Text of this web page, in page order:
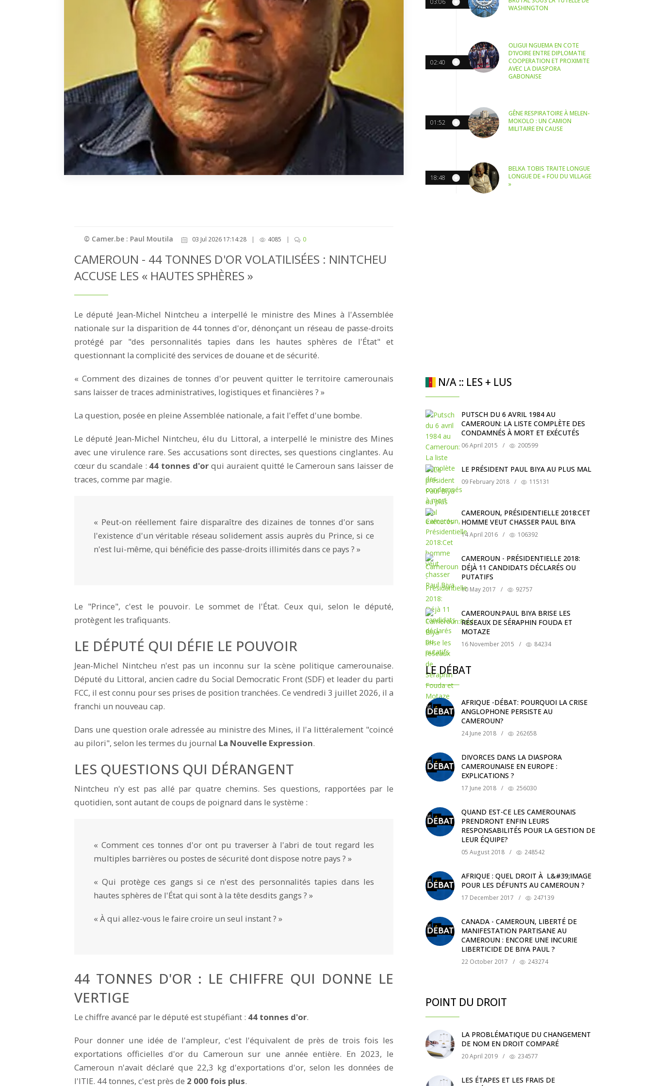
© Camer.be : Paul Moutila 03 Jul 2026 17:14:28 | 4085 | 0
CAMEROUN - 44 TONNES D'OR VOLATILISÉES : NINTCHEU
ACCUSE LES « HAUTES SPHÈRES »
Le député Jean-Michel Nintcheu a interpellé le ministre des Mines à l'Assemblée
nationale sur la disparition de 44 tonnes d'or, dénonçant un réseau de passe-droits
protégé par "des personnalités tapies dans les hautes sphères de l'État" et
questionnant la complicité des services de douane et de sécurité.
« Comment des dizaines de tonnes d'or peuvent quitter le territoire camerounais
sans laisser de traces administratives, logistiques et financières ? »
La question, posée en pleine Assemblée nationale, a fait l'effet d'une bombe.
Le député Jean-Michel Nintcheu, élu du Littoral, a interpellé le ministre des Mines
avec une virulence rare. Ses accusations sont directes, ses questions cinglantes. Au
cœur du scandale : 44 tonnes d'or qui auraient quitté le Cameroun sans laisser de
traces, comme par magie.
« Peut-on réellement faire disparaître des dizaines de tonnes d'or sans
l'existence d'un véritable réseau solidement assis auprès du Prince, si ce
n'est lui-même, qui bénéficie des passe-droits illimités dans ce pays ? »
Le "Prince", c'est le pouvoir. Le sommet de l'État. Ceux qui, selon le député,
protègent les trafiquants.
LE DÉPUTÉ QUI DÉFIE LE POUVOIR
Jean-Michel Nintcheu n'est pas un inconnu sur la scène politique camerounaise.
Député du Littoral, ancien cadre du Social Democratic Front (SDF) et leader du parti
FCC, il est connu pour ses prises de position tranchées. Ce vendredi 3 juillet 2026, il a
franchi un nouveau cap.
Dans une question orale adressée au ministre des Mines, il l'a littéralement "coincé
au pilori", selon les termes du journal La Nouvelle Expression.
LES QUESTIONS QUI DÉRANGENT
Nintcheu n'y est pas allé par quatre chemins. Ses questions, rapportées par le
quotidien, sont autant de coups de poignard dans le système :
« Comment ces tonnes d'or ont pu traverser à l'abri de tout regard les
multiples barrières ou postes de sécurité dont dispose notre pays ? »
« Qui protège ces gangs si ce n'est des personnalités tapies dans les
hautes sphères de l'État qui sont à la tête desdits gangs ? »
« À qui allez-vous le faire croire un seul instant ? »
44 TONNES D'OR : LE CHIFFRE QUI DONNE LE
VERTIGE
Le chiffre avancé par le député est stupéfiant : 44 tonnes d'or.
Pour donner une idée de l'ampleur, c'est l'équivalent de près de trois fois les
exportations officielles d'or du Cameroun sur une année entière. En 2023, le
Cameroun n'avait déclaré que 22,3 kg d'exportations d'or, selon les données de
l'ITIE. 44 tonnes, c'est près de 2 000 fois plus.
03:06
WASHINGTON
02:40
OLIGUI NGUEMA EN COTE
D’IVOIRE ENTRE DIPLOMATIE
COOPERATION ET PROXIMITE
AVEC LA DIASPORA
GABONAISE
01:52
GÊNE RESPIRATOIRE À MELEN-
MOKOLO : UN CAMION
MILITAIRE EN CAUSE
18:48
BELKA TOBIS TRAITE LONGUE
LONGUE DE « FOU DU VILLAGE
»
N/A :: LES + LUS
PUTSCH DU 6 AVRIL 1984 AU
CAMEROUN: LA LISTE COMPLÈTE DES
CONDAMNÉS À MORT ET EXÉCUTÉS
06 April 2015 / 200599
LE PRÉSIDENT PAUL BIYA AU PLUS MAL
09 February 2018 / 115131
CAMEROUN, PRÉSIDENTIELLE 2018:CET
HOMME VEUT CHASSER PAUL BIYA
14 April 2016 / 106392
CAMEROUN - PRÉSIDENTIELLE 2018:
DÉJÀ 11 CANDIDATS DÉCLARÉS OU
PUTATIFS
10 May 2017 / 92757
CAMEROUN:PAUL BIYA BRISE LES
RÉSEAUX DE SÉRAPHIN FOUDA ET
MOTAZE
16 November 2015 / 84234
LE DÉBAT
AFRIQUE -DÉBAT: POURQUOI LA CRISE
ANGLOPHONE PERSISTE AU
CAMEROUN?
24 June 2018 / 262658
DIVORCES DANS LA DIASPORA
CAMEROUNAISE EN EUROPE :
EXPLICATIONS ?
17 June 2018 / 256030
QUAND EST-CE LES CAMEROUNAIS
PRENDRONT ENFIN LEURS
RESPONSABILITÉS POUR LA GESTION DE
LEUR ÉQUIPE?
05 August 2018 / 248542
AFRIQUE : QUEL DROIT À L&#39;IMAGE
POUR LES DÉFUNTS AU CAMEROUN ?
17 December 2017 / 247139
CANADA - CAMEROUN, LIBERTÉ DE
MANIFESTATION PARTISANE AU
CAMEROUN : ENCORE UNE INCURIE
LIBERTICIDE DE BIYA PAUL ?
22 October 2017 / 243274
POINT DU DROIT
LA PROBLÉMATIQUE DU CHANGEMENT
DE NOM EN DROIT COMPARÉ
20 April 2019 / 234577
LES ÉTAPES ET LES FRAIS DE